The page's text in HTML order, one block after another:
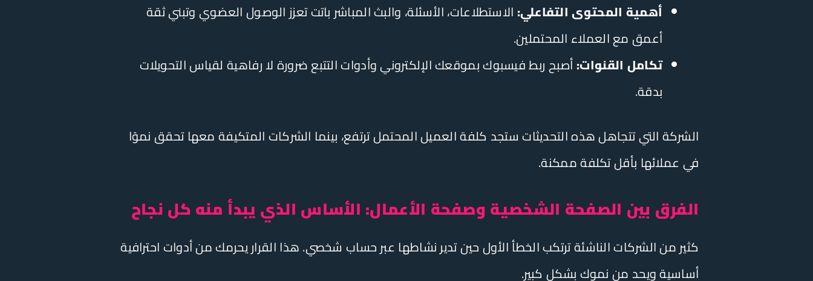
أهمية المحتوى التفاعلي: الاستطلاعات، الأسئلة، والبث المباشر باتت تعزز الوصول العضوي وتبني ثقة
أعمق مع العملاء المحتملين.
تكامل القنوات:أصبح ربط فيسبوك بموقعك الإلكتروني وأدوات التتبع ضرورة لا رفاهية لقياس التحويلات
بدقة.
الشركة التي تتجاهل هذه التحديثات ستجد كلفة العميل المحتمل ترتفع، بينما الشركات المتكيفة معها تحقق نموًا
في عملائها بأقل تكلفة ممكنة.
الفرق بين الصفحة الشخصية وصفحة الأعمال: الأساس الذي يبدأ منه كل نجاح
كثير من الشركات الناشئة ترتكب الخطأ الأول حين تدير نشاطها عبر حساب شخصي. هذا القرار يحرمك من أدوات احترافية
أساسية ويحد من نموك بشكل كبير.